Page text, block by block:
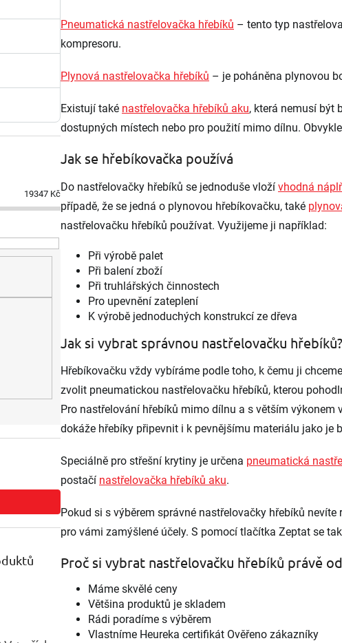
19347 Kč
Pneumatická nastřelovačka hřebíků – tento typ
kompresoru.
Plynová nastřelovačka hřebíků – je poháněna plynovou
Existují také nastřelovačka hřebíků aku, která nemusí být
dostupných místech nebo pro použití mimo dílnu.
Jak se hřebíkovačka používá
Do nastřelovačky hřebíků se jednoduše vloží vhodná
případě, že se jedná o plynovou hřebíkovačku, také
nastřelovačku hřebíků používat. Využijeme ji například:
Při výrobě palet
Při balení zboží
Při truhlářských činnostech
Pro upevnění zateplení
K výrobě jednoduchých konstrukcí ze dřeva
Jak si vybrat správnou nastřelovačku hřebíků?
Hřebíkovačku vždy vybíráme podle toho, k čemu ji
zvolit pneumatickou nastřelovačku hřebíků, kterou
Pro nastřelování hřebíků mimo dílnu a s větším
dokáže hřebíky připevnit i k pevnějšímu materiálu jako je
Speciálně pro střešní krytiny je určena pneumatická
postačí nastřelovačka hřebíků aku.
Pokud si s výběrem správné nastřelovačky hřebíků
pro vámi zamýšlené účely. S pomocí tlačítka Zeptat se
Proč si vybrat nastřelovačku hřebíků právě
Máme skvělé ceny
Většina produktů je skladem
Rádi poradíme s výběrem
Vlastníme Heureka certifikát Ověřeno zákazníky